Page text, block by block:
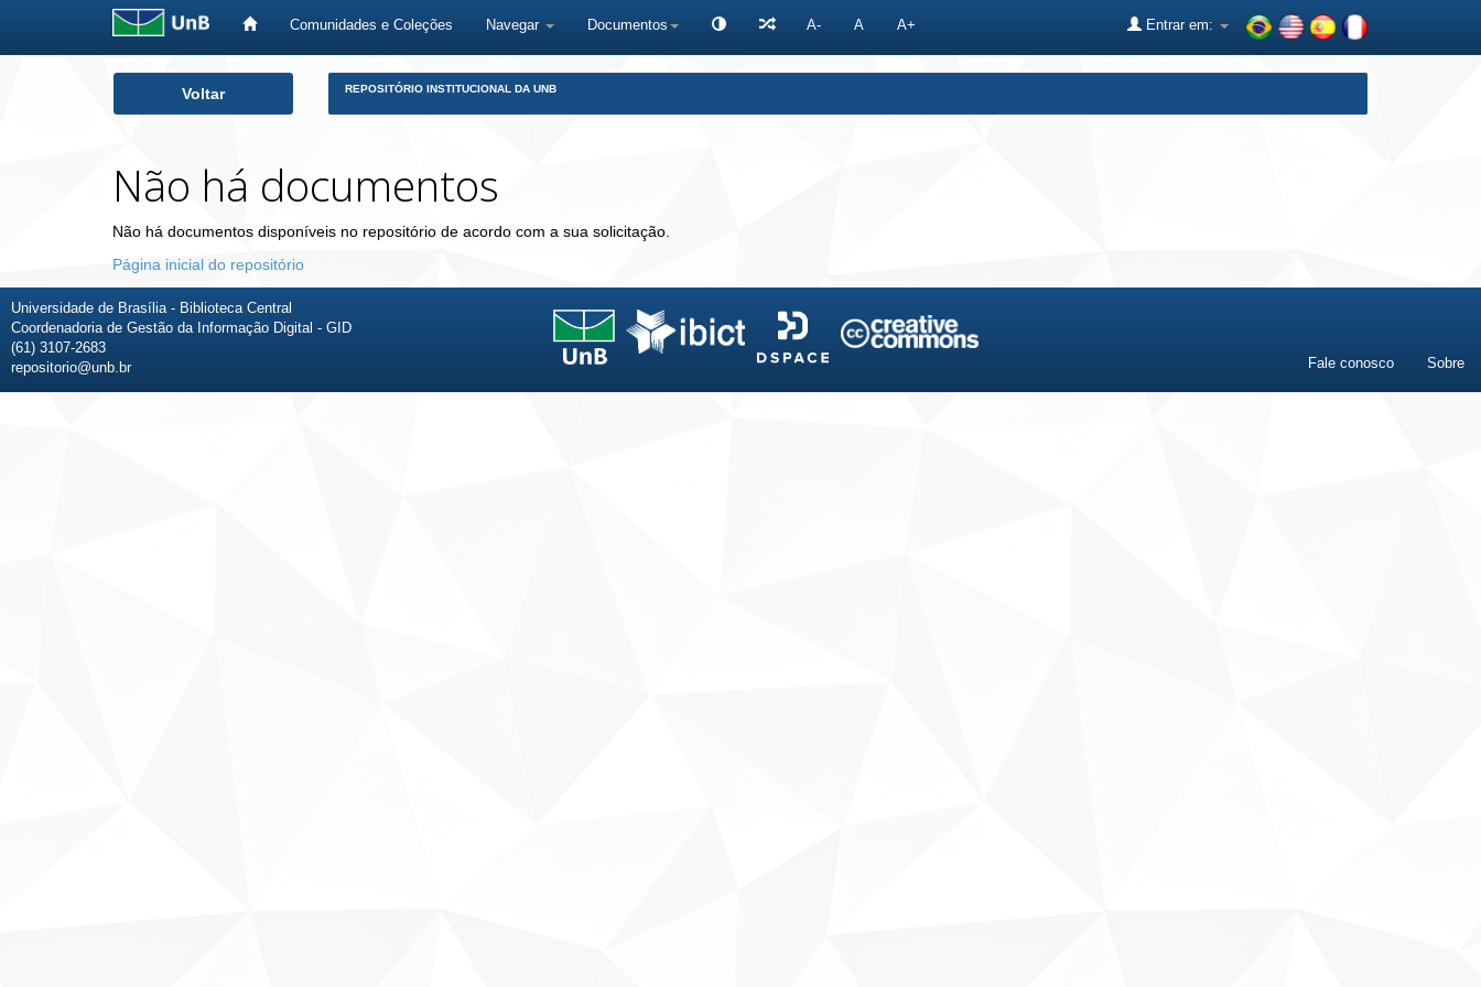
Comunidades e Coleções Navegar Documentos A- A A+ Entrar em:
Voltar REPOSITÓRIO INSTITUCIONAL DA UNB
Não há documentos
Não há documentos disponíveis no repositório de acordo com a sua solicitação.
Página inicial do repositório
Universidade de Brasília - Biblioteca Central
Coordenadoria de Gestão da Informação Digital - GID
(61) 3107-2683
repositorio@unb.br
Fale conosco Sobre